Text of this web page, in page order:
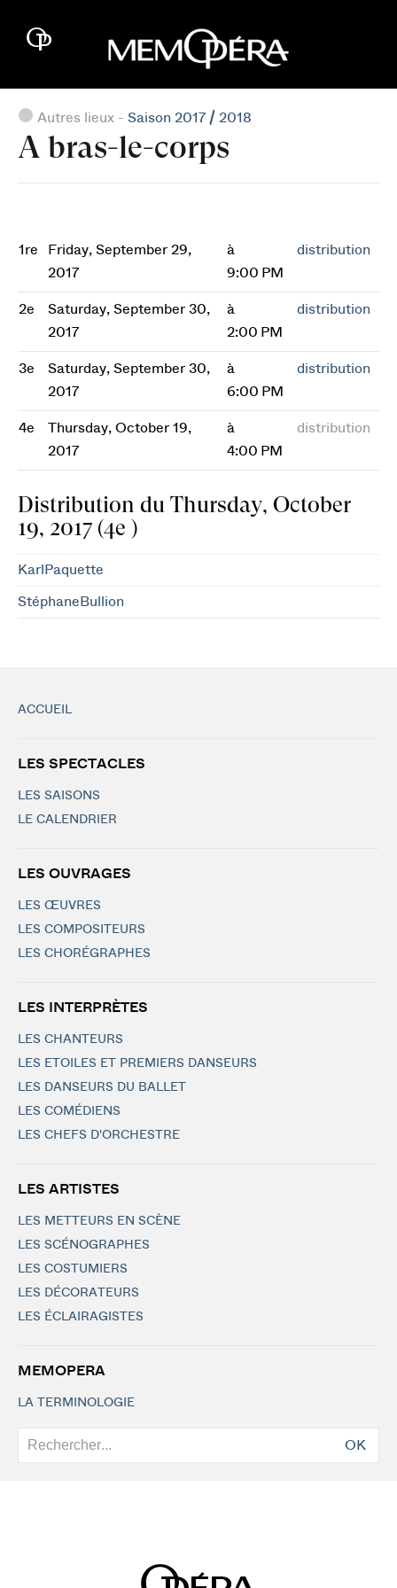
Autres lieux - Saison 2017 / 2018
A bras-le-corps
1re
Friday, September 29,
2017
à
9:00 PM
distribution
2e
Saturday, September 30,
2017
à
2:00 PM
distribution
3e
Saturday, September 30,
2017
à
6:00 PM
distribution
4e
Thursday, October 19,
2017
à
4:00 PM
distribution
Distribution du Thursday, October
19, 2017 (4e )
KarlPaquette
StéphaneBullion
ACCUEIL
LES SPECTACLES
LES SAISONS
LE CALENDRIER
LES OUVRAGES
LES ŒUVRES
LES COMPOSITEURS
LES CHORÉGRAPHES
LES INTERPRÈTES
LES CHANTEURS
LES ETOILES ET PREMIERS DANSEURS
LES DANSEURS DU BALLET
LES COMÉDIENS
LES CHEFS D'ORCHESTRE
LES ARTISTES
LES METTEURS EN SCÈNE
LES SCÉNOGRAPHES
LES COSTUMIERS
LES DÉCORATEURS
LES ÉCLAIRAGISTES
MEMOPERA
LA TERMINOLOGIE
OK